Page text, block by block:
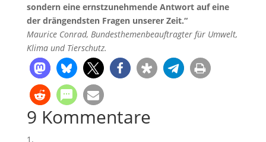
sondern eine ernstzunehmende Antwort auf eine
der drängendsten Fragen unserer Zeit.“
Maurice Conrad, Bundesthemenbeauftragter für Umwelt,
Klima und Tierschutz.
9 Kommentare